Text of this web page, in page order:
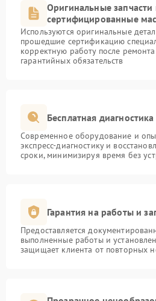
Оригинальные запчасти
сертифицированные
Используются оригинальные
прошедшие сертификацию
корректную работу после
гарантийных обязательств
Бесплатная
Современное оборудование и
экспресс-диагностику и
сроки, минимизируя время без
Гарантия на работы и
Предоставляется
выполненные работы и
защищает клиента от повторных